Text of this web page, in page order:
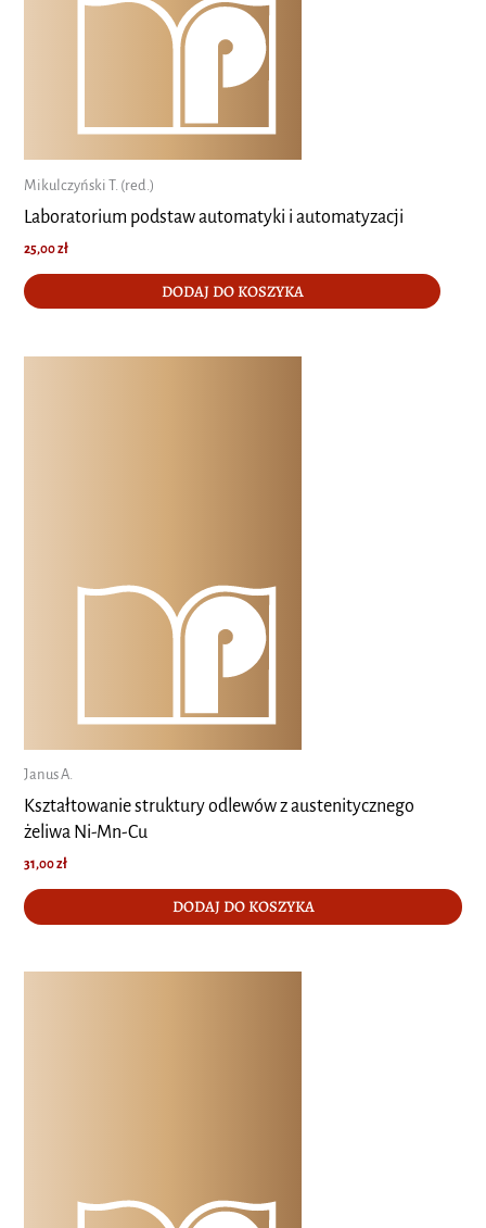
Mikulczyński T. (red.)
Laboratorium podstaw automatyki i automatyzacji
25,00zł
DODAJ DO KOSZYKA
Janus A.
Kształtowanie struktury odlewów z austenitycznego
żeliwa Ni-Mn-Cu
31,00zł
DODAJ DO KOSZYKA